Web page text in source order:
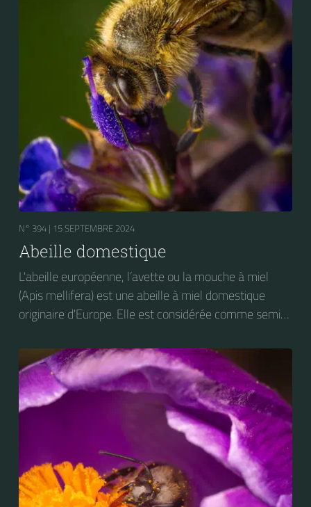
N° 394 | 15 SEPTEMBRE 2024
Abeille domestique
L'abeille européenne, l’avette ou la mouche à miel
(Apis mellifera) est une abeille à miel domestique
originaire d'Europe. Elle est considérée comme semi-
échelle pour produire du miel.